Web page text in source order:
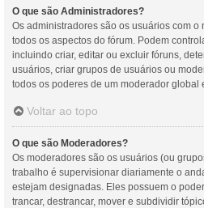
O que são Administradores?
Os administradores são os usuários com
todos os aspectos do fórum. Podem
incluindo criar, editar ou excluir fóruns,
usuários, criar grupos de usuários ou
todos os poderes de um moderador global
Voltar ao topo
O que são Moderadores?
Os moderadores são os usuários (ou
trabalho é supervisionar diariamente o
estejam designadas. Eles possuem o
trancar, destrancar, mover e subdividir